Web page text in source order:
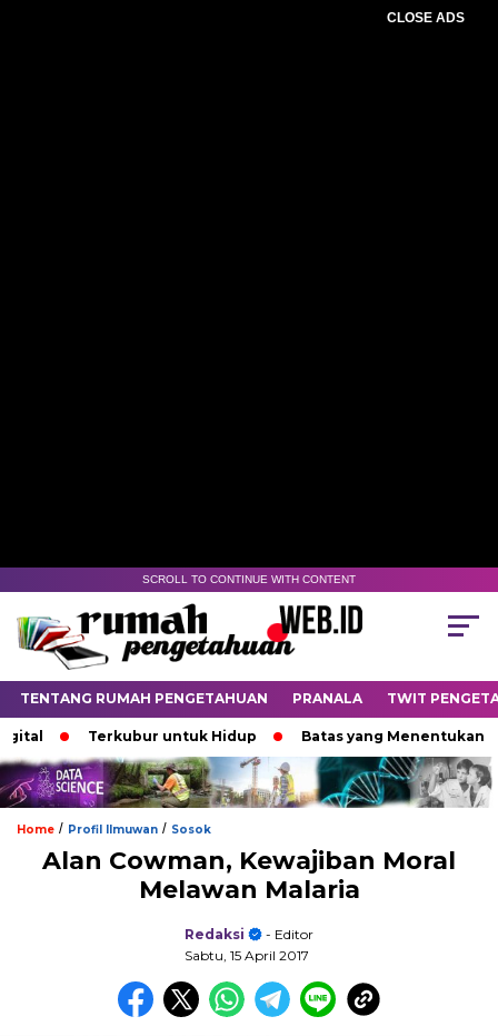
CLOSE ADS
SCROLL TO CONTINUE WITH CONTENT
TENTANG RUMAH PENGETAHUAN PRANALA TWIT
Terkubur untuk Hidup Batas yang Menentukan Nasib
Home / Profil Ilmuwan / Sosok
Alan Cowman, Kewajiban Moral
Melawan Malaria
Redaksi
- Editor
Sabtu, 15 April 2017